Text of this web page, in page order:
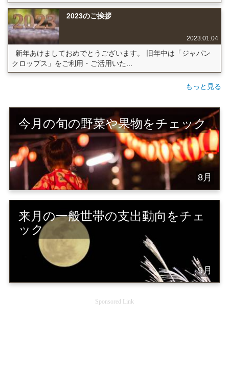
2023のご挨拶
2023.01.04
新年あけましておめでとうございます。 旧年中は「ジャパン
クロップス」をご利用・ご活用いた...
もっと見る
今月の旬の野菜や果物をチェック
8月
来月の一般世帯の支出動向をチェ
ック
9月
Sponsored Link